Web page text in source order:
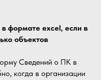
формате excel, если в
объектов
Сведений о ПК в
когда в организации